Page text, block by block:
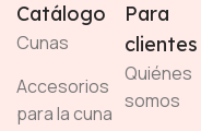
Catálogo
Cunas
Accesorios
para la cuna
Para
clientes
Quiénes
somos